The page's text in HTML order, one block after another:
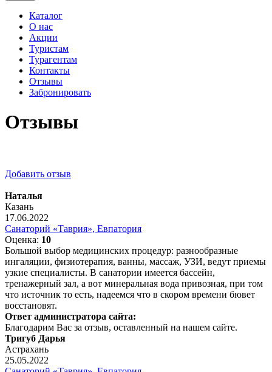
Каталог
О нас
Акции
Туристам
Турагентам
Контакты
Отзывы
Забронировать
Отзывы
Добавить отзыв
Наталья
Казань
17.06.2022
Санаторий «Таврия», Евпатория
Оценка: 10
Большой выбор медицинских процедур: разнообразные
ингаляции, физиотерапия, ванны, массаж, УЗИ, ведут приемы
узкие специалисты. В санатории имеется бассейн,
тренажерный зал, а вот минеральная вода привозная, при том
что источник то есть, надеемся что в скором времени бювет
восстановят.
Ответ администратора сайта:
Благодарим Вас за отзыв, оставленный на нашем сайте.
Тригуб Дарья
Астрахань
25.05.2022